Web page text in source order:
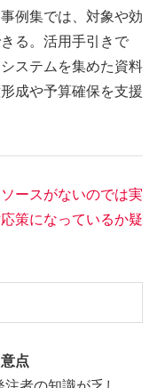
例集では、対象や効
る。活用手引きで
ステムを集めた資料
成や予算確保を支援
ースがないのでは実
策になっているか疑
点